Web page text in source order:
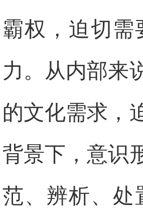
霸权，迫切需
力。从内部来
的文化需求，
背景下，意识
范、辨析、处